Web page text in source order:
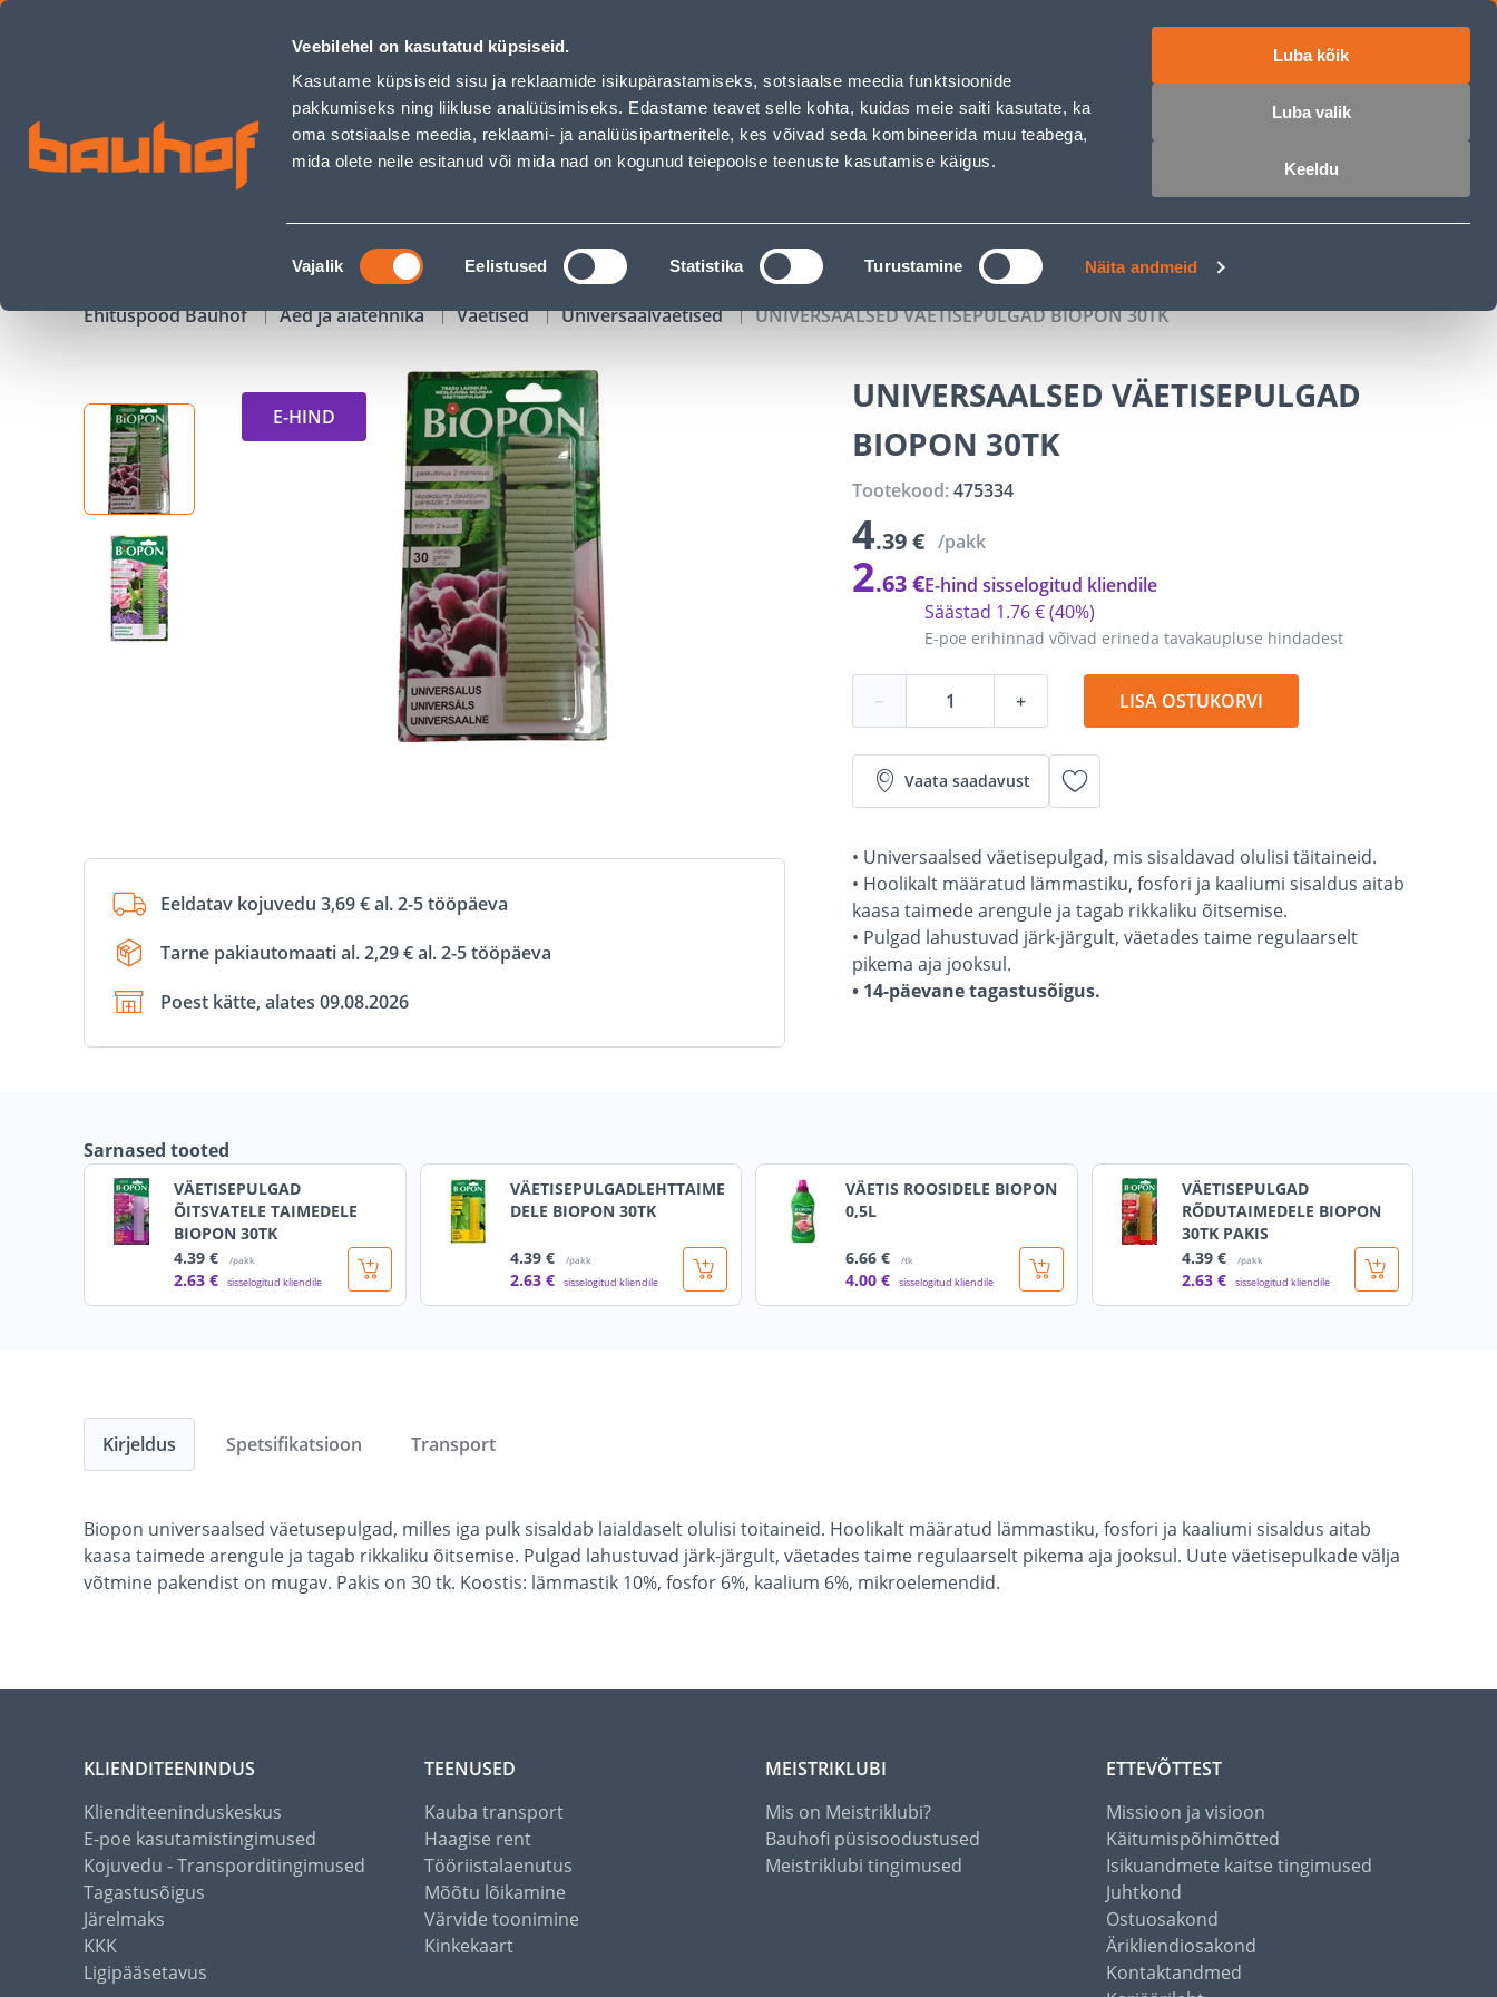
Veebilehel on kasutatud küpsiseid.
Kasutame küpsiseid sisu ja reklaamide isikupärastamiseks, sotsiaalse meedia funktsioonide
pakkumiseks ning liikluse analüüsimiseks. Edastame teavet selle kohta, kuidas meie saiti kasutate, ka
oma sotsiaalse meedia, reklaami- ja analüüsipartneritele, kes võivad seda kombineerida muu teabega,
mida olete neile esitanud või mida nad on kogunud teiepoolse teenuste kasutamise käigus.
Nõusoleku
valik
Vajalik Eelistused Statistika Turustamine Näita andmeid
Luba kõik
Luba valik
Keeldu
UNIVERSAALSED VÄETISEPULGAD BIOPON 30TK - Bauhof has loaded
Äriklienditeenindus Klienditeenindus Teenused Karjäärileht
OTSI Logi sisse
KAMPAANIAD KATALOOGID TÖÖRIISTALAENUTUS JÄRELMAKS
Ehituspood Bauhof Aed ja aiatehnika Väetised Universaalväetised UNIVERSAALSED VÄETISEPULGAD BIOPON 30TK
E-HIND
Eeldatav kojuvedu 3,69 € al. 2-5 tööpäeva
Tarne pakiautomaati al. 2,29 € al. 2-5 tööpäeva
Poest kätte, alates 09.08.2026
UNIVERSAALSED VÄETISEPULGAD
BIOPON 30TK
Tootekood:475334
4.39 € /pakk
2.63 €
E-poe erihinnad võivad erineda tavakaupluse hindadest
Säästad 1.76 €(40%)
E-hind sisselogitud kliendile
− + LISA OSTUKORVI
Vaata saadavust
• Universaalsed väetisepulgad, mis sisaldavad olulisi täitaineid.
• Hoolikalt määratud lämmastiku, fosfori ja kaaliumi sisaldus aitab
kaasa taimede arengule ja tagab rikkaliku õitsemise.
• Pulgad lahustuvad järk-järgult, väetades taime regulaarselt
pikema aja jooksul.
• 14-päevane tagastusõigus.
Sarnased tooted
VÄETISEPULGAD
ÕITSVATELE TAIMEDELE
BIOPON 30TK
4.39 € /pakk
2.63 € sisselogitud kliendile
VÄETISEPULGADLEHTTAIME
DELE BIOPON 30TK
4.39 € /pakk
2.63 € sisselogitud kliendile
VÄETIS ROOSIDELE BIOPON
0,5L
6.66 € /tk
4.00 € sisselogitud kliendile
VÄETISEPULGAD
RÕDUTAIMEDELE BIOPON
30TK PAKIS
4.39 € /pakk
2.63 € sisselogitud kliendile
Kirjeldus
Biopon universaalsed väetusepulgad, milles iga pulk sisaldab laialdaselt olulisi toitaineid. Hoolikalt määratud lämmastiku, fosfori ja kaaliumi sisaldus aitab
kaasa taimede arengule ja tagab rikkaliku õitsemise. Pulgad lahustuvad järk-järgult, väetades taime regulaarselt pikema aja jooksul. Uute väetisepulkade välja
võtmine pakendist on mugav. Pakis on 30 tk. Koostis: lämmastik 10%, fosfor 6%, kaalium 6%, mikroelemendid.
Spetsifikatsioon Transport
KLIENDITEENINDUS
Klienditeeninduskeskus
E-poe kasutamistingimused
Kojuvedu - Transporditingimused
Tagastusõigus
Järelmaks
KKK
Ligipääsetavus
TEENUSED
Kauba transport
Haagise rent
Tööriistalaenutus
Mõõtu lõikamine
Värvide toonimine
Kinkekaart
MEISTRIKLUBI
Mis on Meistriklubi?
Bauhofi püsisoodustused
Meistriklubi tingimused
ETTEVÕTTEST
Missioon ja visioon
Käitumispõhimõtted
Isikuandmete kaitse tingimused
Juhtkond
Ostuosakond
Ärikliendiosakond
Kontaktandmed